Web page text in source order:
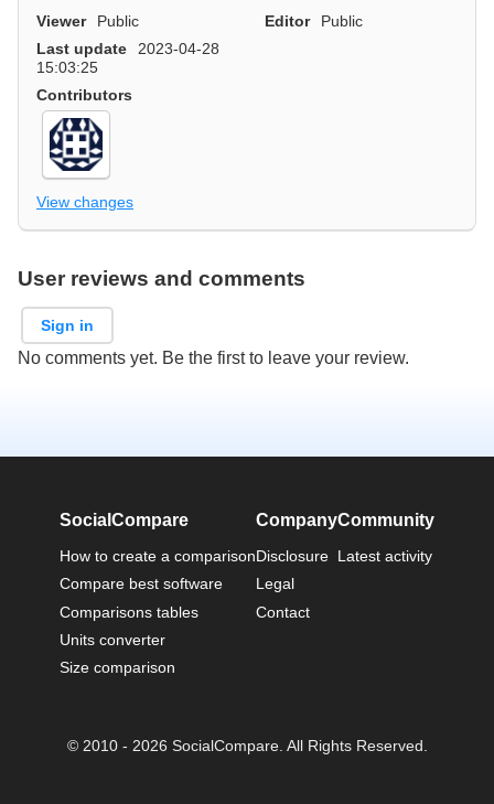
Viewer
Public Editor
Public
Last update
2023-04-28
15:03:25
Contributors
View changes
User reviews and comments
Sign in
No comments yet. Be the first to leave your review.
SocialCompare
How to create a comparison
Compare best software
Comparisons tables
Units converter
Size comparison
Company
Disclosure
Legal
Contact
Community
Latest activity
© 2010 - 2026 SocialCompare. All Rights Reserved.